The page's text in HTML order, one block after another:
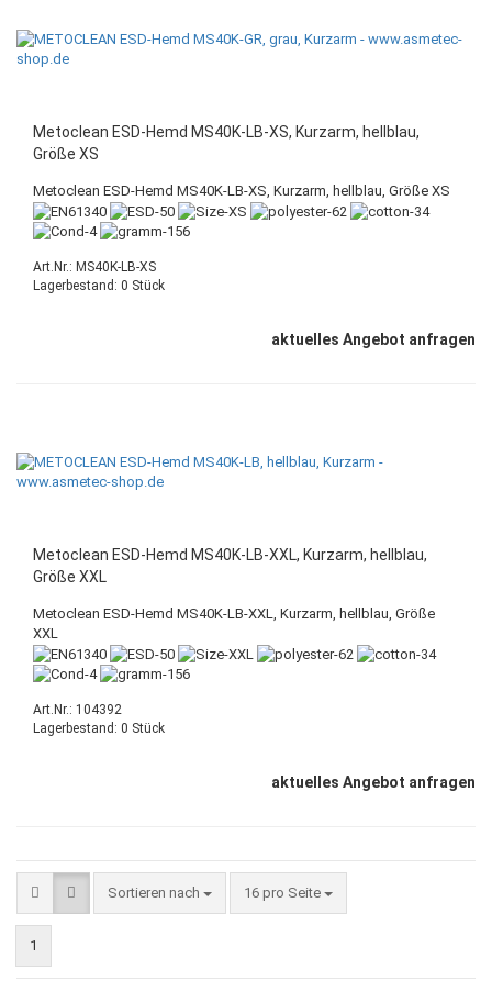
Metoclean ESD-Hemd MS40K-LB-XS, Kurzarm, hellblau,
Größe XS
Metoclean ESD-Hemd MS40K-LB-XS, Kurzarm, hellblau, Größe XS
Art.Nr.: MS40K-LB-XS
Lagerbestand: 0 Stück
aktuelles Angebot anfragen
Metoclean ESD-Hemd MS40K-LB-XXL, Kurzarm, hellblau,
Größe XXL
Metoclean ESD-Hemd MS40K-LB-XXL, Kurzarm, hellblau, Größe
XXL
Art.Nr.: 104392
Lagerbestand: 0 Stück
aktuelles Angebot anfragen
Sortieren nach 16 pro Seite
1